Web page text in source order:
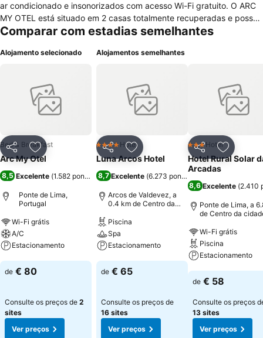
ar condicionado e insonorizados com acesso Wi-Fi gratuito. O ARC
MY OTEL está situado em 2 casas totalmente recuperadas e possui
15 quartos a maioria com fantástica vista para a vila, televisão de
de banho privativa com duche e produtos de higiene pessoal
na nossa sala ou terraço com a melhor vista para Ponte de Lima. Os
hóspedes poderão desfrutar de cozinha local nos restaurantes a
cerca de 20 metros. O centro da vila com vários restaurantes e
várias actividades junto ao Rio Lima, incluindo caminhadas, ciclismo,
canoagem e passeios a cavalo. O ARC MY OTEL encontra-se a 30
metros do Museu do Brinquedo, do Museu Rural e dos jardins
temáticos municipais para crianças.
Comparar com estadias semelhantes
Alojamento selecionado
PartilharAdicionar aos favoritos
Bed & Breakfast
Arc My Otel
8,5 Excelente (1.582 pontuações)
Ponte de Lima,
Portugal
Wi-Fi grátis
A/C
Estacionamento
Ver preços
de € 80
Consulte os preços de 2
sites
Ver preços
Alojamentos semelhantes
PartilharAdicionar aos favoritos
4 EstrelasHotel
Luna Arcos Hotel
8,7 Excelente (6.273 pontuações
Arcos de Valdevez, a
0.4 km de Centro da
Piscina
Spa
Estacionamento
Ver preços
de € 65
Consulte os preços de
16 sites
Ver preços
Partilhar
3 Estrelas
Hotel
Hotel Rural Solar
Arcadas
8,6 Excelente (2.410
Ponte de Lima, a
de Centro da
Wi-Fi grátis
Piscina
Estacionamento
Ver preços
de € 58
Consulte os preços
13 sites
Ver preços